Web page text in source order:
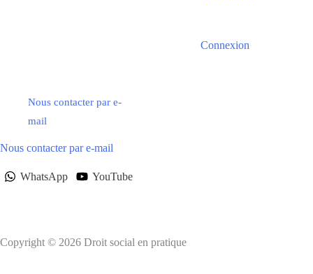
Connexion
Nous contacter par e-
mail
Nous contacter par e-mail
WhatsApp YouTube
Copyright © 2026 Droit social en pratique